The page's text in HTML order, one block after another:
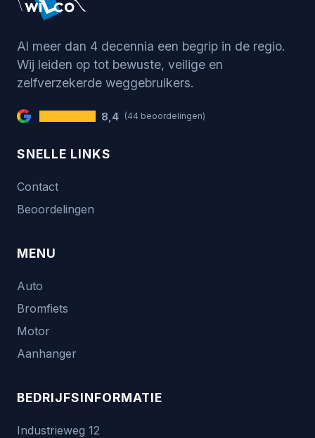
Al meer dan 4 decennia een begrip in de regio.
Wij leiden op tot bewuste, veilige en
zelfverzekerde weggebruikers.
8,4 (44 beoordelingen)
SNELLE LINKS
Contact
Beoordelingen
MENU
Auto
Bromfiets
Motor
Aanhanger
BEDRIJFSINFORMATIE
Industrieweg 12